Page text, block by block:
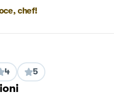
chef!
4 5